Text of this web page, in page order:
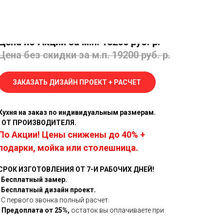
по Акции за м.п. 13200 руб. р.
без скидки за м.п. 19200 руб. р.
ЗАКАЗАТЬ ДИЗАЙН ПРОЕКТ + РАСЧЕТ
на заказ по индивидуальным размерам.
ОТ ПРОИЗВОДИТЕЛЯ.
Акции! Цены снижены до 40% +
мойка или столешница.
ИЗГОТОВЛЕНИЯ ОТ 7-И РАБОЧИХ ДНЕЙ!
Бесплатный замер.
Бесплатный дизайн проект.
С первого звонка полный расчет.
Предоплата от 25%, остаток вы оплачиваете при